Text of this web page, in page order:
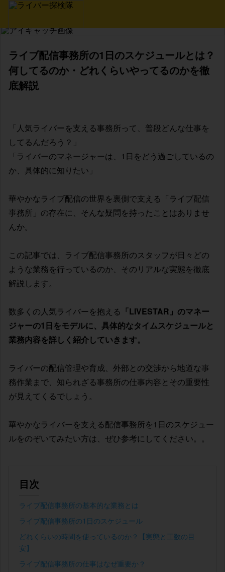
ライブ配信事務所の1日のスケジュールとは？
何してるのか・どれくらいやってるのかを徹
底解説
「人気ライバーを支える事務所って、普段どんな仕事を
してるんだろう？」
「ライバーのマネージャーは、1日をどう過ごしているの
か、具体的に知りたい」
華やかなライブ配信の世界を裏側で支える「ライブ配信
事務所」の存在に、そんな疑問を持ったことはありませ
んか。
この記事では、ライブ配信事務所のスタッフが日々どの
ような業務を行っているのか、そのリアルな実態を徹底
解説します。
数多くの人気ライバーを抱える 「LIVESTAR」のマネー
ジャーの1日をモデルに、具体的なタイムスケジュールと
業務内容を詳しく紹介していきます。
ライバーの配信管理や育成、外部との交渉から地道な事
務作業まで、知られざる事務所の仕事内容とその重要性
が見えてくるでしょう。
華やかなライバーを支える配信事務所を1日のスケジュー
ルをのぞいてみたい方は、ぜひ参考にしてください。。
目次
ライブ配信事務所の基本的な業務とは
ライブ配信事務所の1日のスケジュール
どれくらいの時間を使っているのか？【実態と工数の目
安】
ライブ配信事務所の仕事はなぜ重要か？